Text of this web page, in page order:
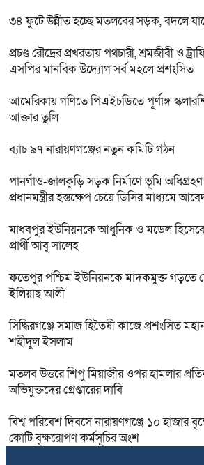
৩৪ ফুটে উন্নীত হচ্ছে মতলবের সড়ক, বদলে
প্রচণ্ড রৌদ্রের প্রখরতায় পথচারী, শ্রমজীবী ও
এসপির মানবিক উদ্যোগ সর্ব মহলে প্রশংসিত
আমেরিকায় গণিতে পিএইচডিতে পূর্ণাঙ্গ
আক্তার তুলি
ব্যাচ ৯৭ নারায়ণগঞ্জের নতুন কমিটি গঠন
পানগাঁও-জালকুড়ি সড়ক নির্মাণে ভূমি অধিগ্রহণ
প্রধানমন্ত্রীর হস্তক্ষেপ চেয়ে ডিসির মাধ্যমে
মাধবপুর ইউনিয়নকে আধুনিক ও মডেল হিসেবে
প্রার্থী আবু সালেহ
ফতেপুর পশ্চিম ইউনিয়নকে মাদকমুক্ত গড়তে
ইলিয়াছ আলী
সিদ্ধিরগঞ্জে‌ সমাজ হিতৈষী কাজে প্রশংসিত
শহীদুল ইসলাম
মতলব উত্তরে শিপু মিয়াজীর ওপর হামলার
অভিযুক্তদের গ্রেপ্তারের দাবি
বিশ্ব পরিবেশ দিবসে নারায়ণগঞ্জে ১০ হাজার
কোটি বৃক্ষরোপণ কর্মসূচির অংশ